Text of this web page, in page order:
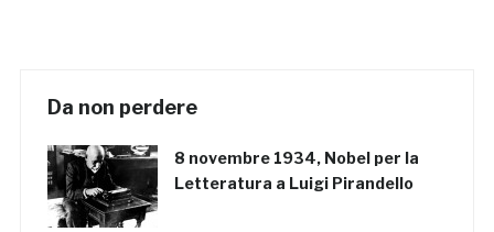
Da non perdere
8 novembre 1934, Nobel per la
Letteratura a Luigi Pirandello